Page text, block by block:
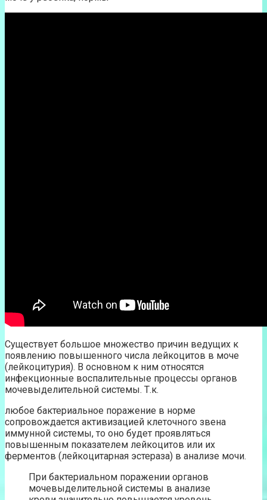
Существует большое множество причин ведущих к
появлению повышенного числа лейкоцитов в моче
(лейкоцитурия). В основном к ним относятся
инфекционные воспалительные процессы органов
мочевыделительной системы. Т.к.
любое бактериальное поражение в норме
сопровождается активизацией клеточного звена
иммунной системы, то оно будет проявляться
повышенным показателем лейкоцитов или их
ферментов (лейкоцитарная эстераза) в анализе мочи.
При бактериальном поражении органов
мочевыделительной системы в анализе